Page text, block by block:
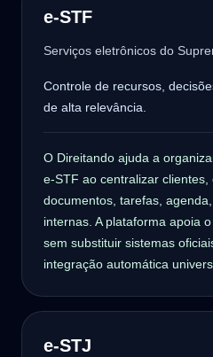
e-STF
Serviços eletrônicos do
Controle de recursos,
de alta relevância.
O Direitando ajuda a
e-STF ao centralizar clientes,
documentos, tarefas,
internas. A plataforma apoia
sem substituir sistemas
integração automática
e-STJ